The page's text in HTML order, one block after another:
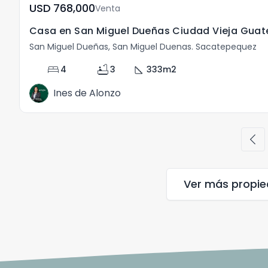
USD	768,000Venta
Casa en San Miguel Dueñas Ciudad Vieja
San Miguel Dueñas, San Miguel Duenas. Sacatepequez
bed 4 bathtub3 square_foot 333m2
Ines de Alonzo
chevron_left
Ver más